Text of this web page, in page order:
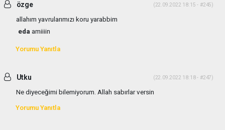
özge (22.09.2022 18:15 - #245)
allahım yavrularımızı koru yarabbim
eda amiiiin
Yorumu Yanıtla
Utku (22.09.2022 18:18 - #247)
Ne diyeceğimi bilemiyorum. Allah sabırlar versin
Yorumu Yanıtla